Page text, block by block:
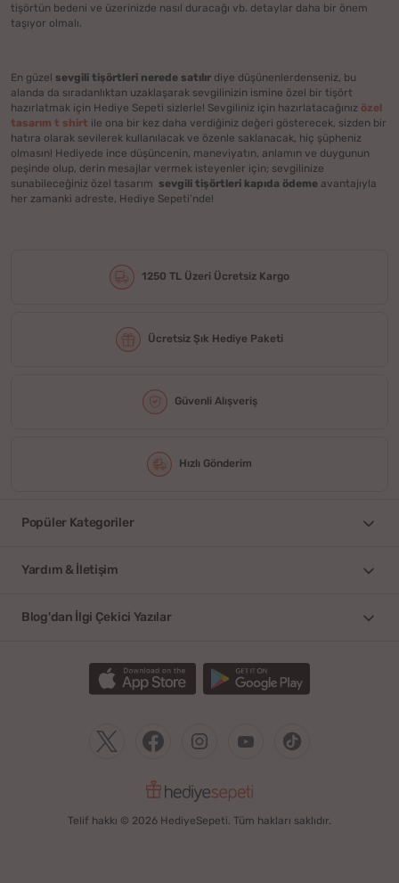
tişörtün bedeni ve üzerinizde nasıl duracağı vb. detaylar daha bir önem
taşıyor olmalı.
En güzel sevgili tişörtleri nerede satılır diye düşünenlerdenseniz, bu
alanda da sıradanlıktan uzaklaşarak sevgilinizin ismine özel bir tişört
hazırlatmak için Hediye Sepeti sizlerle! Sevgiliniz için hazırlatacağınız özel
tasarım t shirt ile ona bir kez daha verdiğiniz değeri gösterecek, sizden bir
hatıra olarak sevilerek kullanılacak ve özenle saklanacak, hiç şüpheniz
olmasın! Hediyede ince düşüncenin, maneviyatın, anlamın ve duygunun
peşinde olup, derin mesajlar vermek isteyenler için; sevgilinize
sunabileceğiniz özel tasarım sevgili tişörtleri kapıda ödeme avantajıyla
her zamanki adreste, Hediye Sepeti’nde!
1250 TL Üzeri Ücretsiz Kargo
Ücretsiz Şık Hediye Paketi
Güvenli Alışveriş
Hızlı Gönderim
Popüler Kategoriler
Yardım & İletişim
Blog'dan İlgi Çekici Yazılar
Telif hakkı © 2026 HediyeSepeti. Tüm hakları saklıdır.